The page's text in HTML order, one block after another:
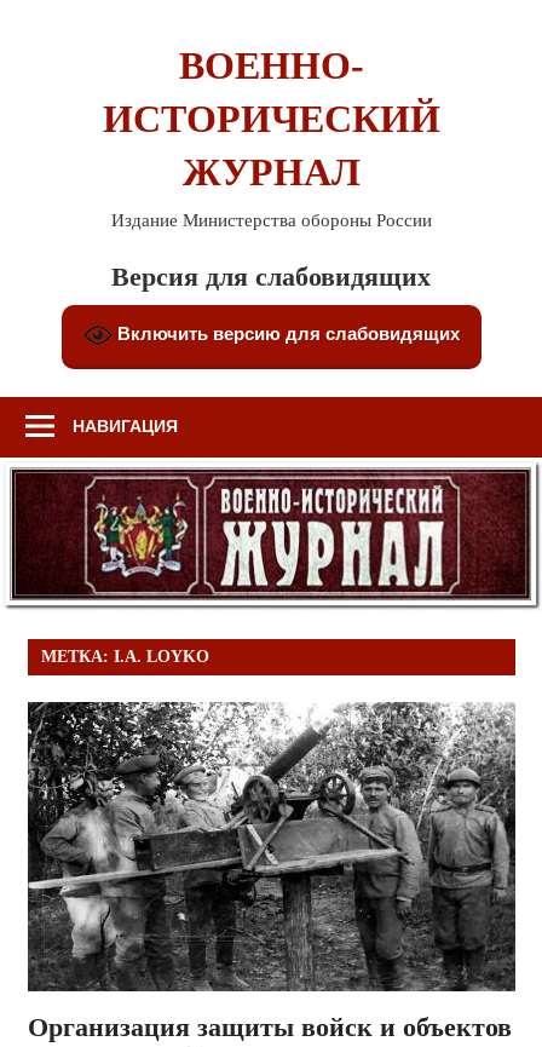
ВОЕННО-
ИСТОРИЧЕСКИЙ
ЖУРНАЛ
Издание Министерства обороны России
Версия для слабовидящих
Включить версию для слабовидящих
НАВИГАЦИЯ
МЕТКА: I.A. LOYKO
Организация защиты войск и объектов